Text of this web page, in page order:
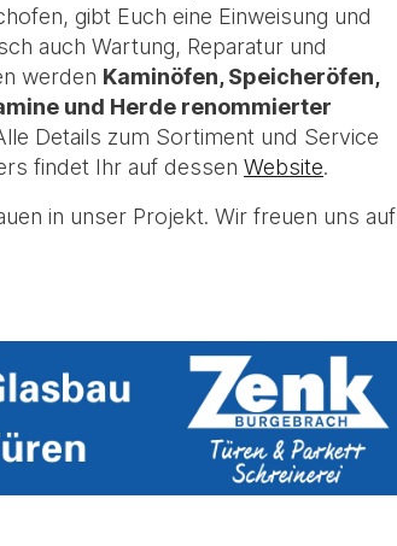
gibt Euch eine Einweisung und
auch Wartung, Reparatur und
werden Kaminöfen, Speicheröfen,
und Herde renommierter
Details zum Sortiment und Service
findet Ihr auf dessen Website.
in unser Projekt. Wir freuen uns auf